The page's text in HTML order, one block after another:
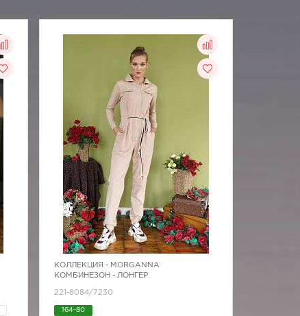
КОЛЛЕКЦИЯ - MORGANNA
КОМБИНЕЗОН - ЛОНГЕР
221-8084/7230
164-80